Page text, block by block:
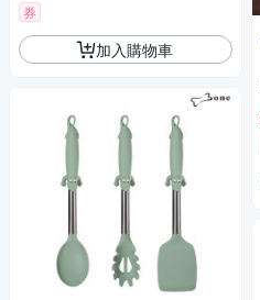
券
加入購物車